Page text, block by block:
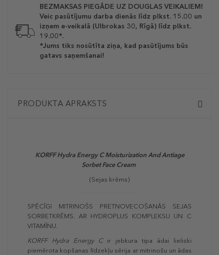
BEZMAKSAS PIEGĀDE UZ DOUGLAS VEIKALIEM!
Veic pasūtījumu darba dienās līdz plkst. 15.00 un
izņem e-veikalā (Ulbrokas 30, Rīgā) līdz plkst.
19.00*.
*Jums tiks nosūtīta ziņa, kad pasūtījums būs
gatavs saņemšanai!
PRODUKTA APRAKSTS
KORFF Hydra Energy C Moisturization And Antiage
Sorbet Face Cream
(Sejas krēms)
SPĒCĪGI MITRINOŠS PRETNOVECOŠANĀS SEJAS
SORBETKRĒMS. AR HYDROPLUS KOMPLEKSU UN C
VITAMĪNU.
KORFF Hydra Energy Cir jebkura tipa ādai lieliski
piemērota kopšanas līdzekļu sērija ar mitrinošu un ādas